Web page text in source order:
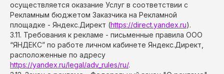
осуществляется оказание Услуг в соответствии с
Рекламным бюджетом Заказчика на Рекламной
площадке - Яндекс.Директ (https://direct.yandex.ru).
3.11. Требования к рекламе - письменные правила ООО
“ЯНДЕКС” по работе личном кабинете Яндекс.Директ,
расположенные по адресу
https://yandex.ru/legal/adv_rules/ru/.